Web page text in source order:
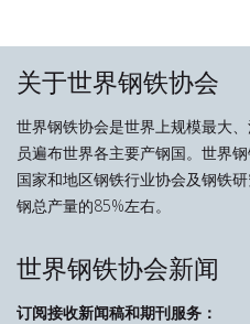
关于世界钢铁协会
世界钢铁协会是世界上规模最大
员遍布世界各主要产钢国。世界
国家和地区钢铁行业协会及钢铁
钢总产量的85%左右。
世界钢铁协会新闻
订阅接收新闻稿和期刊服务：